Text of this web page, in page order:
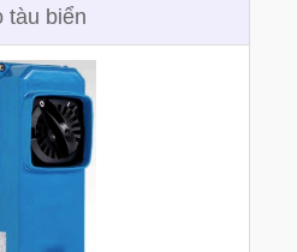
tàu biển